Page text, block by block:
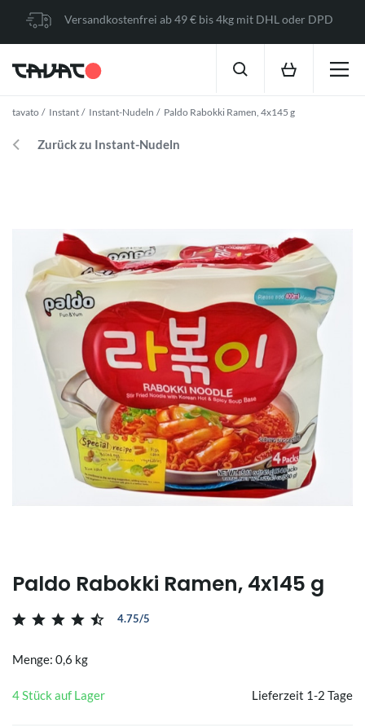
Versandkostenfrei ab 49 € bis 4kg mit DHL oder DPD
tavato Instant Instant-Nudeln Paldo Rabokki Ramen, 4x145 g
Zurück zu Instant-Nudeln
Paldo Rabokki Ramen, 4x145 g
4.75/5
Menge: 0,6 kg
4 Stück auf Lager Lieferzeit 1-2 Tage